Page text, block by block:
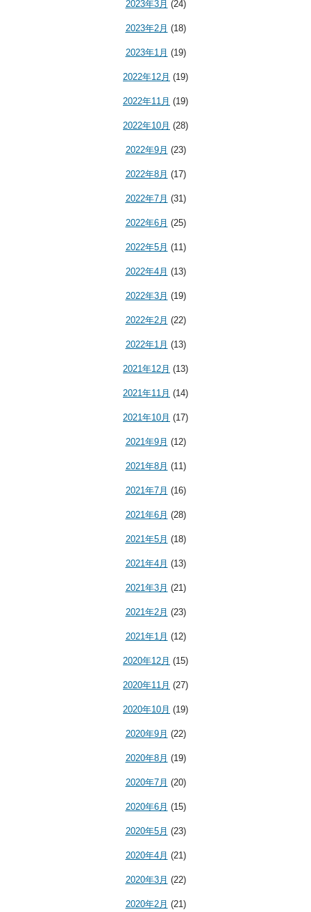
2023年3月 (24)
2023年2月 (18)
2023年1月 (19)
2022年12月 (19)
2022年11月 (19)
2022年10月 (28)
2022年9月 (23)
2022年8月 (17)
2022年7月 (31)
2022年6月 (25)
2022年5月 (11)
2022年4月 (13)
2022年3月 (19)
2022年2月 (22)
2022年1月 (13)
2021年12月 (13)
2021年11月 (14)
2021年10月 (17)
2021年9月 (12)
2021年8月 (11)
2021年7月 (16)
2021年6月 (28)
2021年5月 (18)
2021年4月 (13)
2021年3月 (21)
2021年2月 (23)
2021年1月 (12)
2020年12月 (15)
2020年11月 (27)
2020年10月 (19)
2020年9月 (22)
2020年8月 (19)
2020年7月 (20)
2020年6月 (15)
2020年5月 (23)
2020年4月 (21)
2020年3月 (22)
2020年2月 (21)